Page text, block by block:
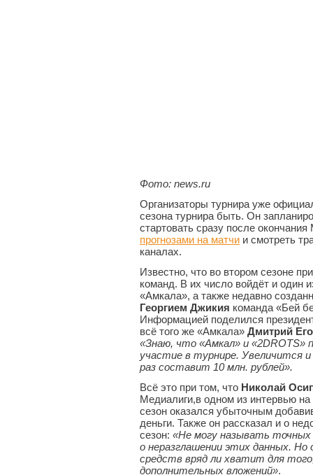
Фото: news.ru
Организаторы турнира уже
сезона турнира быть. Он
стартовать сразу после
прогнозами на матчи и смотреть
каналах.
Известно, что во втором сезоне
команд. В их число войдёт и один
«Амкала», а также недавно
Георгием Джикия команда «Бей
Информацией поделился
всё того же «Амкала» Дмитрий
«Знаю, что «Амкал» и «2DROTS»
участие в турнире. Увеличится
раз составит 10 млн. рублей».
Всё это при том, что Николай
Медиалиги,в одном из интервью
сезон оказался убыточным
деньги. Также он рассказал и о
сезон: «Не могу называть точных
о неразглашении этих данных.
средств вряд ли хватит для
дополнительных вложений».